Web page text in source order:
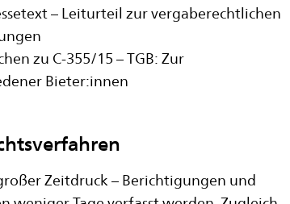
– Leiturteil zur vergaberechtlichen
zu C-355/15 – TGB: Zur
Bieter:innen
Zeitdruck – Berichtigungen und